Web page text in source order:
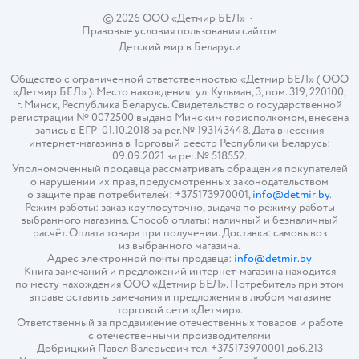
© 2026 ООО «Детмир БЕЛ»•
Правовые условия пользования сайтом
Детский мир в Беларуси
Общество с ограниченной ответственностью «Детмир БЕЛ» ( ООО
«Детмир БЕЛ» ). Место нахождения: ул. Кульман, 3, пом. 319, 220100,
г. Минск, Республика Беларусь. Свидетельство о государственной
регистрации № 0072500 выдано Минским горисполкомом, внесена
запись в ЕГР 01.10.2018 за рег.№ 193143448. Дата внесения
интернет-магазина в Торговый реестр Республики Беларусь:
09.09.2021 за рег.№ 518552.
Уполномоченный продавца рассматривать обращения покупателей
о нарушении их прав, предусмотренных законодательством
о защите прав потребителей: +375173970001,info@detmir.by.
Режим работы: заказ круглосуточно, выдача по режиму работы
выбранного магазина. Способ оплаты: наличный и безналичный
расчёт. Оплата товара при получении. Доставка: самовывоз
из выбранного магазина.
Адрес электронной почты продавца: info@detmir.by
Книга замечаний и предложений интернет-магазина находится
по месту нахождения ООО «Детмир БЕЛ». Потребитель при этом
вправе оставить замечания и предложения в любом магазине
торговой сети «Детмир».
Ответственный за продвижение отечественных товаров и работе
с отечественными производителями
Добрицкий Павел Валерьевич тел. +375173970001 доб.213